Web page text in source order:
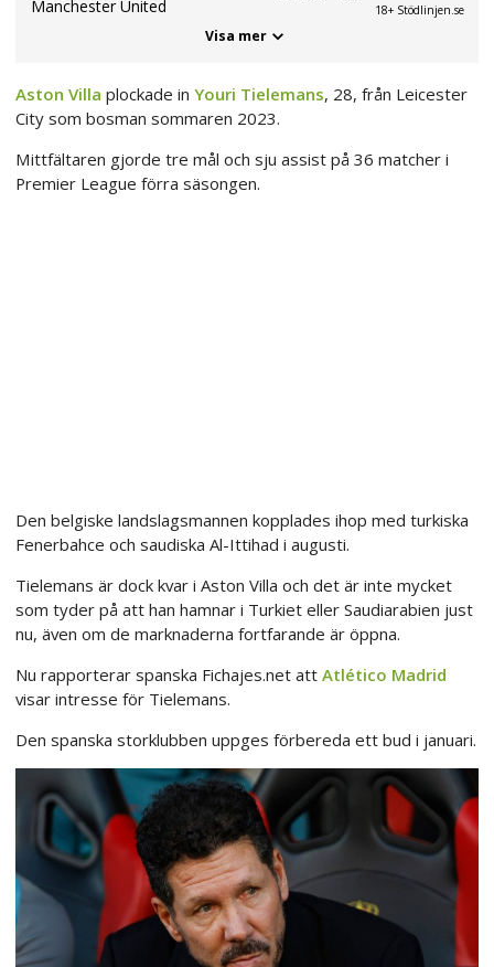
Manchester United
18+ Stödlinjen.se
Visa mer
Aston Villa plockade in Youri Tielemans, 28, från Leicester
City som bosman sommaren 2023.
Mittfältaren gjorde tre mål och sju assist på 36 matcher i
Premier League förra säsongen.
Den belgiske landslagsmannen kopplades ihop med turkiska
Fenerbahce och saudiska Al-Ittihad i augusti.
Tielemans är dock kvar i Aston Villa och det är inte mycket
som tyder på att han hamnar i Turkiet eller Saudiarabien just
nu, även om de marknaderna fortfarande är öppna.
Nu rapporterar spanska Fichajes.net att Atlético Madrid
visar intresse för Tielemans.
Den spanska storklubben uppges förbereda ett bud i januari.